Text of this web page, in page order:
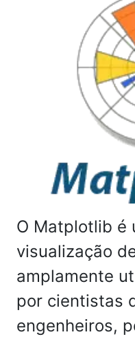
O Matplotlib é
visualização
amplamente
por cientistas
engenheiros,